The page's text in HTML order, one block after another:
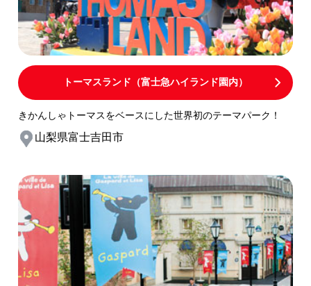
トーマスランド（富士急ハイランド園内）
きかんしゃトーマスをベースにした世界初のテーマパーク！
山梨県富士吉田市